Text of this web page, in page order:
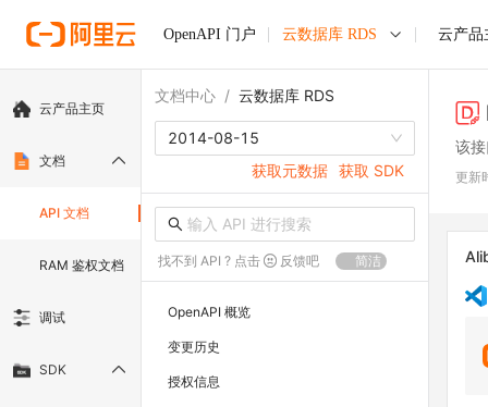
OpenAPI 门户 云数据库 RDS 云产品
云产品主页
文档
API 文档
RAM 鉴权文档
调试
SDK
文档中心 / 云数据库 RDS
2014-08-15
获取元数据 获取 SDK
找不到 API ? 点击 反馈吧 简洁
OpenAPI 概览
变更历史
授权信息
该
更新